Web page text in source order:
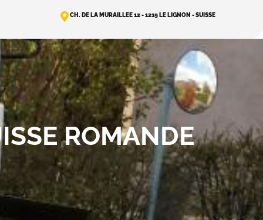
CH. DE LA MURAILLEE 12 - 1219 LE LIGNON - SUISSE
ROMANDE